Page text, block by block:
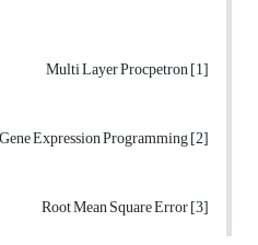
[1] Multi Layer Procpetron
[2] Gene Expression Programming
[3] Root Mean Square Error